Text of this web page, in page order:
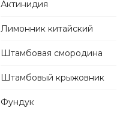
Актинидия
Лимонник китайский
Штамбовая смородина
Штамбовый крыжовник
Фундук